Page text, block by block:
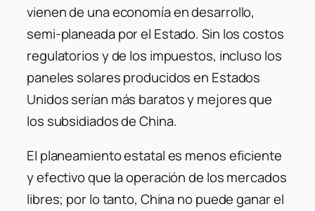
vienen de una economía en desarrollo,
semi-planeada por el Estado. Sin los costos
regulatorios y de los impuestos, incluso los
paneles solares producidos en Estados
Unidos serían más baratos y mejores que
los subsidiados de China.
El planeamiento estatal es menos eficiente
y efectivo que la operación de los mercados
libres; por lo tanto, China no puede ganar el